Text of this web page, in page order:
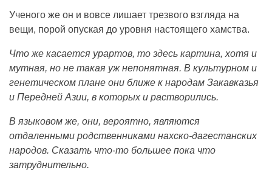
Ученого же он и вовсе лишает трезвого взгляда на
вещи, порой опуская до уровня настоящего хамства.
Что же касается урартов, то здесь картина, хотя и
мутная, но не такая уж непонятная. В культурном и
генетическом плане они ближе к народам Закавказья
и Передней Азии, в которых и растворились.
В языковом же, они, вероятно, являются
отдаленными родственниками нахско-дагестанских
народов. Сказать что-то большее пока что
затруднительно.